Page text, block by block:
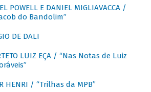
POWELL E DANIEL MIGLIAVACCA /
do Bandolim”
DE DALI
LUIZ EÇA / “Nas Notas de Luiz
HENRI / “Trilhas da MPB”